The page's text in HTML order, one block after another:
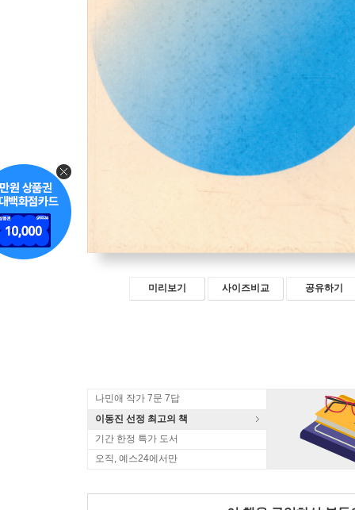
미리보기 사이즈비교 공유하기
나민애 작가 7문 7답
이동진 선정 최고의 책
기간 한정 특가 도서
오직, 예스24에서만